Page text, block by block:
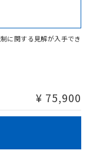
ます。
に関する見解が入手でき
¥ 75,900